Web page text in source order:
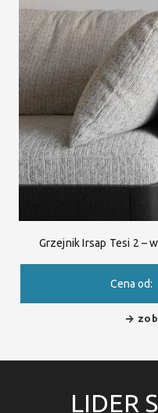
Grzejnik Irsap Tesi 2 –
Cena od:
LIDER